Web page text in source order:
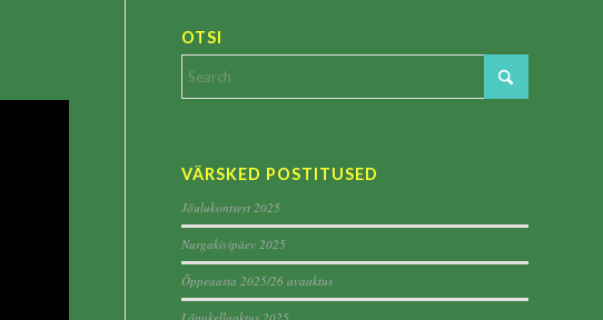
OTSI
VÄRSKED POSTITUSED
Jõulukontsert 2025
Nurgakivipäev 2025
Õppeaasta 2025/26 avaaktus